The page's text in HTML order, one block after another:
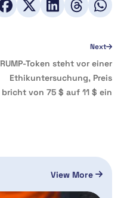
Next
Token steht vor einer
Ethikuntersuchung, Preis
bricht von 75 $ auf 11 $ ein
View More